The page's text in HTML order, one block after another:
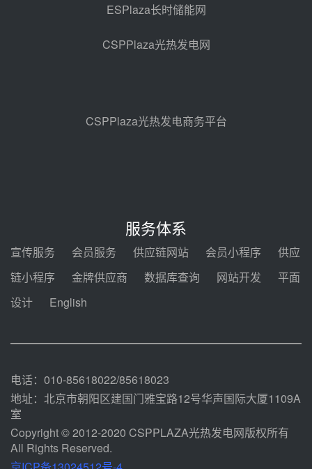
亚核阀业中标天山北麓100MW光
热发电工程EPC总承包项目熔盐截
止阀、熔盐三偏心蝶阀采购
08-05 17:15
包项目熔盐介质超声波流量计采购
08-05 17:09
电机组灵活性改造项目三元液态盐
采购合同
迪尔化工预中标华能西安热工院
2026-2029年熔盐介质框架协议
100MW光热项目机组调试及性能
ESPlaza长时储能网
CSPPlaza光热发电网
CSPPlaza光热发电商务平台
服务体系
宣传服务 会员服务 供应链网站 会员小程序
供应
链小程序
金牌供应商 数据库查询 网站开发
平面
设计
English
电话：010-85618022/85618023
地址：北京市朝阳区建国门雅宝路12号华声国际大厦1109A
室
Copyright © 2012-2020 CSPPLAZA光热发电网版权所有
All Rights Reserved.